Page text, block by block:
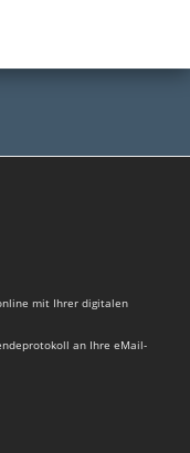
mit Ihrer digitalen
an Ihre eMail-